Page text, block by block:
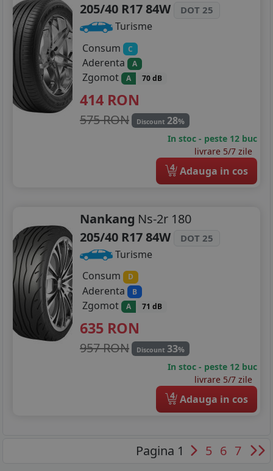
205/40 R17 84W
DOT 25
Turisme
Consum
C
Aderenta A
Zgomot A 70 dB
414 RON
575 RON Discount 28%
In stoc - peste 12 buc
livrare 5/7 zile
4 Adauga in cos
Nankang Ns-2r 180
205/40 R17 84W
DOT 25
Turisme
Consum
D
Aderenta B
Zgomot A 71 dB
635 RON
957 RON Discount 33%
In stoc - peste 12 buc
livrare 5/7 zile
4 Adauga in cos
Pagina 1 5 6 7